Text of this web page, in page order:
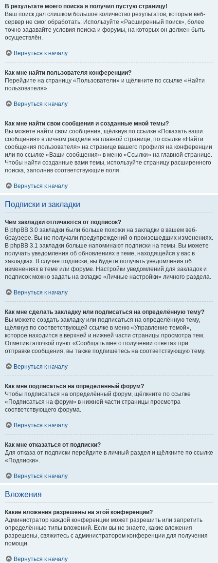
В результате моего поиска я получил пустую страницу!
Ваш поиск дал слишком большое количество результатов, которые веб-
сервер не смог обработать. Используйте «Расширенный поиск», более
точно задавайте условия поиска и форумы, на которых он должен быть
осуществлён.
Вернуться к началу
Как мне найти пользователя конференции?
Перейдите на страницу «Пользователи» и щёлкните по ссылке «Найти
пользователя».
Вернуться к началу
Как мне найти свои сообщения и созданные мной темы?
Вы можете найти свои сообщения, щёлкнув по ссылке «Показать ваши
сообщения» в личном разделе на главной странице, по ссылке «Найти
сообщения пользователя» на странице вашего профиля на конференции
или по ссылке «Ваши сообщения» в меню «Ссылки» на главной странице.
Чтобы найти созданные вами темы, используйте страницу расширенного
поиска, заполнив соответствующие поля.
Вернуться к началу
Подписки и закладки
Чем закладки отличаются от подписок?
В phpBB 3.0 закладки были больше похожи на закладки в вашем веб-
браузере. Вы не получали предупреждений о произошедших изменениях.
В phpBB 3.1 закладки больше напоминают подписки на темы. Вы можете
получать уведомления об обновлениях в теме, находящейся у вас в
закладках. В случае подписки, вы будете получать уведомления об
изменениях в теме или форуме. Настройки уведомлений для закладок и
подписок можно задать на вкладке «Личные настройки» личного раздела.
Вернуться к началу
Как мне сделать закладку или подписаться на определённую тему?
Вы можете создать закладку или подписаться на определённую тему,
щёлкнув по соответствующей ссылке в меню «Управление темой»,
которое находится в верхней и нижней части страницы просмотра тем.
Отметив галочкой пункт «Сообщать мне о получении ответа» при
отправке сообщения, вы также подпишетесь на соответствующую тему.
Вернуться к началу
Как мне подписаться на определённый форум?
Чтобы подписаться на определённый форум, щёлкните по ссылке
«Подписаться на форум» в нижней части страницы просмотра
соответствующего форума.
Вернуться к началу
Как мне отказаться от подписки?
Для отказа от подписки перейдите в личный раздел и щёлкните по ссылке
«Подписки».
Вернуться к началу
Вложения
Какие вложения разрешены на этой конференции?
Администратор каждой конференции может разрешить или запретить
определённые типы вложений. Если вы не знаете, какие вложения
разрешены, свяжитесь с администратором конференции для получения
помощи.
Вернуться к началу